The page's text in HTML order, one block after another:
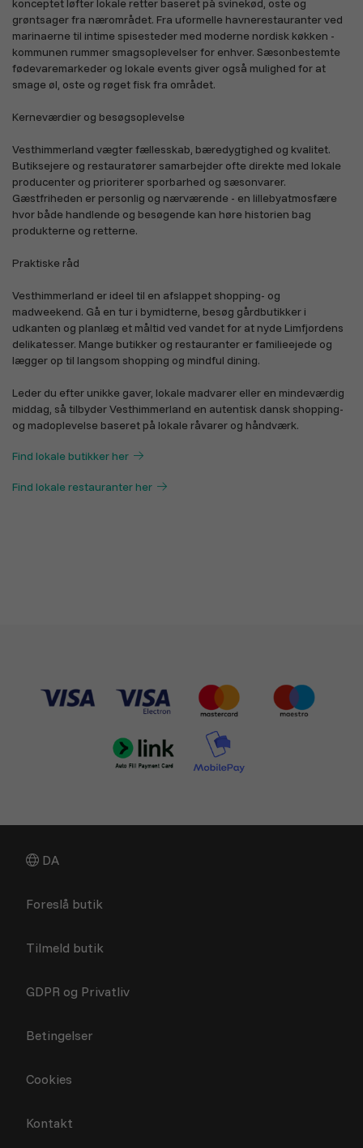
Gaver og specielle
lejligheder
Merchandise Alle afdelinger
konceptet løfter lokale retter baseret på svinekød, oste og
grøntsager fra nærområdet. Fra uformelle havnerestauranter ved
marinaerne til intime spisesteder med moderne nordisk køkken -
kommunen rummer smagsoplevelser for enhver. Sæsonbestemte
fødevaremarkeder og lokale events giver også mulighed for at
smage øl, oste og røget fisk fra området.
Kerneværdier og besøgsoplevelse
Vesthimmerland vægter fællesskab, bæredygtighed og kvalitet.
Butiksejere og restauratører samarbejder ofte direkte med lokale
producenter og prioriterer sporbarhed og sæsonvarer.
Gæstfriheden er personlig og nærværende - en lillebyatmosfære
hvor både handlende og besøgende kan høre historien bag
produkterne og retterne.
Praktiske råd
Vesthimmerland er ideel til en afslappet shopping- og
madweekend. Gå en tur i bymidterne, besøg gårdbutikker i
udkanten og planlæg et måltid ved vandet for at nyde Limfjordens
delikatesser. Mange butikker og restauranter er familieejede og
lægger op til langsom shopping og mindful dining.
Leder du efter unikke gaver, lokale madvarer eller en mindeværdig
middag, så tilbyder Vesthimmerland en autentisk dansk shopping-
Find lokale butikker her
Find lokale restauranter her
DA
Foreslå butik
Tilmeld butik
GDPR og Privatliv
Betingelser
Cookies
Kontakt